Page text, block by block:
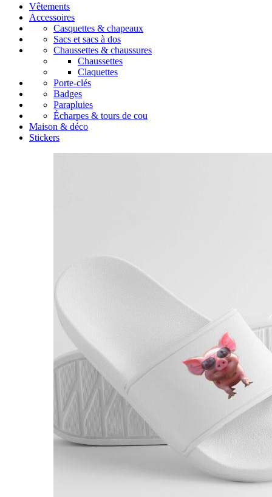
Vêtements
Accessoires
Casquettes & chapeaux
Sacs et sacs à dos
Chaussettes & chaussures
Chaussettes
Claquettes
Porte-clés
Badges
Parapluies
Écharpes & tours de cou
Maison & déco
Stickers